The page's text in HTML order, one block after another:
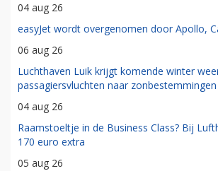
04 aug 26
easyJet wordt overgenomen door Apollo,
06 aug 26
Luchthaven Luik krijgt komende winter
passagiersvluchten naar zonbestemmingen
04 aug 26
Raamstoeltje in de Business Class? Bij
170 euro extra
05 aug 26